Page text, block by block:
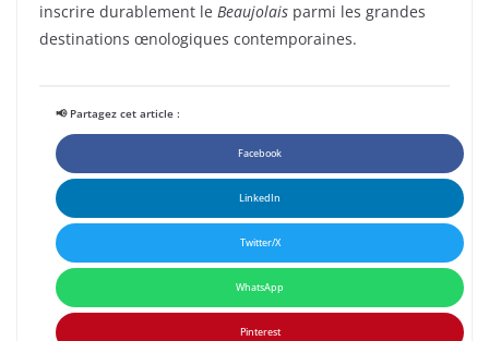
inscrire durablement le Beaujolais parmi les grandes
destinations œnologiques contemporaines.
📢 Partagez cet article :
Facebook
LinkedIn
Twitter/X
WhatsApp
Pinterest